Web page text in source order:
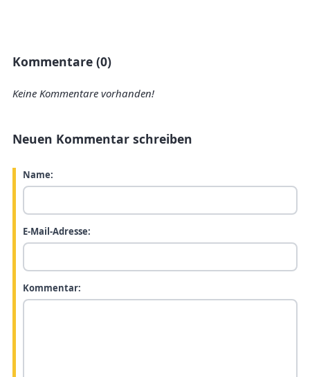
Kommentare (0)
Keine Kommentare vorhanden!
Neuen Kommentar schreiben
Name:
E-Mail-Adresse:
Kommentar: